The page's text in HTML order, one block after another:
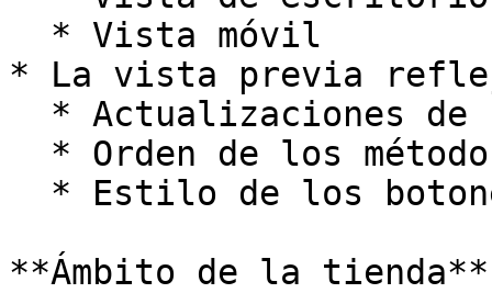
* La vista previa
**Ámbito de la tienda**